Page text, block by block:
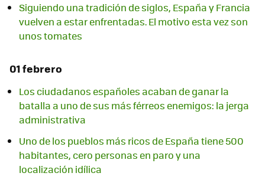
Siguiendo una tradición de siglos, España y Francia
vuelven a estar enfrentadas. El motivo esta vez son
unos tomates
01 febrero
Los ciudadanos españoles acaban de ganar la
batalla a uno de sus más férreos enemigos: la jerga
administrativa
Uno de los pueblos más ricos de España tiene 500
habitantes, cero personas en paro y una
localización idílica